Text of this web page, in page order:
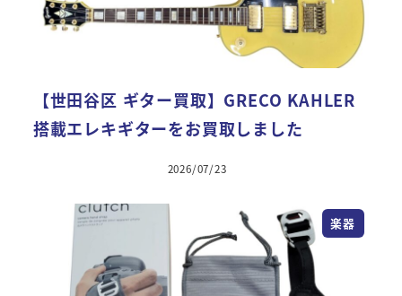
【世田谷区 ギター買取】GRECO KAHLER
搭載エレキギターをお買取しました
2026/07/23
楽器